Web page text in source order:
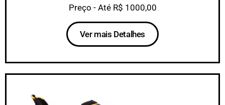
Preço - Até R$ 1000,00
Ver mais Detalhes